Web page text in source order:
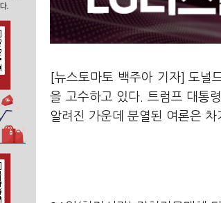
[뉴스토마토 백주아 기자] 도널
을 고수하고 있다. 트럼프 대통
알려진 가운데 분열된 여론은